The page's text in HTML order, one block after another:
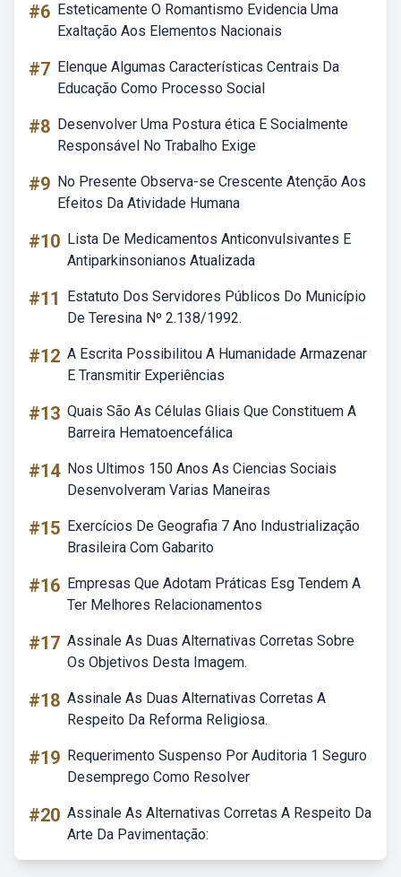
#6 Esteticamente O Romantismo Evidencia Uma
Exaltação Aos Elementos Nacionais
#7 Elenque Algumas Características Centrais Da
Educação Como Processo Social
#8 Desenvolver Uma Postura ética E Socialmente
Responsável No Trabalho Exige
#9 No Presente Observa-se Crescente Atenção Aos
Efeitos Da Atividade Humana
#10 Lista De Medicamentos Anticonvulsivantes E
Antiparkinsonianos Atualizada
#11
Estatuto Dos Servidores Públicos Do Município
De Teresina Nº 2.138/1992.
#12 A Escrita Possibilitou A Humanidade Armazenar
E Transmitir Experiências
#13 Quais São As Células Gliais Que Constituem A
Barreira Hematoencefálica
#14 Nos Ultimos 150 Anos As Ciencias Sociais
Desenvolveram Varias Maneiras
#15 Exercícios De Geografia 7 Ano Industrialização
Brasileira Com Gabarito
#16 Empresas Que Adotam Práticas Esg Tendem A
Ter Melhores Relacionamentos
#17 Assinale As Duas Alternativas Corretas Sobre
Os Objetivos Desta Imagem.
#18 Assinale As Duas Alternativas Corretas A
Respeito Da Reforma Religiosa.
#19 Requerimento Suspenso Por Auditoria 1 Seguro
Desemprego Como Resolver
#20 Assinale As Alternativas Corretas A Respeito Da
Arte Da Pavimentação: